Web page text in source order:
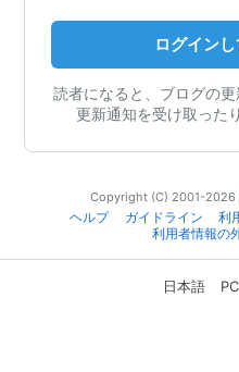
ログイン
読者になると、ブログの更
更新通知を受け取った
Copyright (C) 2001-2026
ヘルプ
ガイドライン 利
利用者情報の
日本語